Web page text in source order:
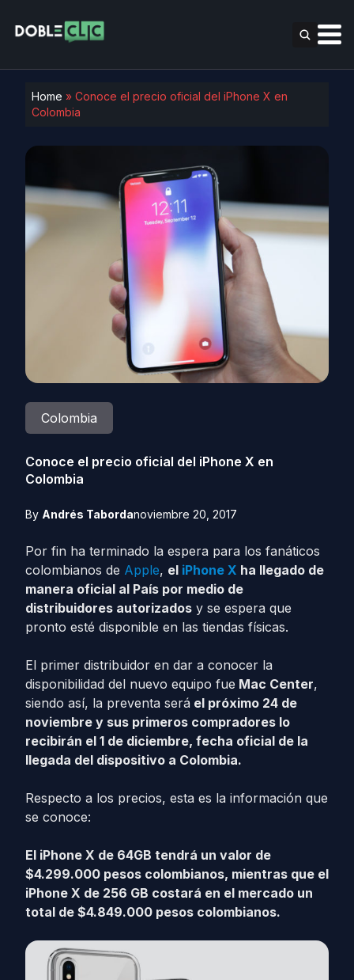
Home » Conoce el precio oficial del iPhone X en
Colombia
Colombia
Conoce el precio oficial del iPhone X en
Colombia
By Andrés Tabordanoviembre 20, 2017
Por fin ha terminado la espera para los fanáticos
colombianos de Apple, el iPhone X ha llegado de
manera oficial al País por medio de
distribuidores autorizados y se espera que
pronto esté disponible en las tiendas físicas.
El primer distribuidor en dar a conocer la
disponibilidad del nuevo equipo fue Mac Center,
siendo así, la preventa será el próximo 24 de
noviembre y sus primeros compradores lo
recibirán el 1 de diciembre, fecha oficial de la
llegada del dispositivo a Colombia.
Respecto a los precios, esta es la información que
se conoce:
El iPhone X de 64GB tendrá un valor de
$4.299.000 pesos colombianos, mientras que el
iPhone X de 256 GB costará en el mercado un
total de $4.849.000 pesos colombianos.